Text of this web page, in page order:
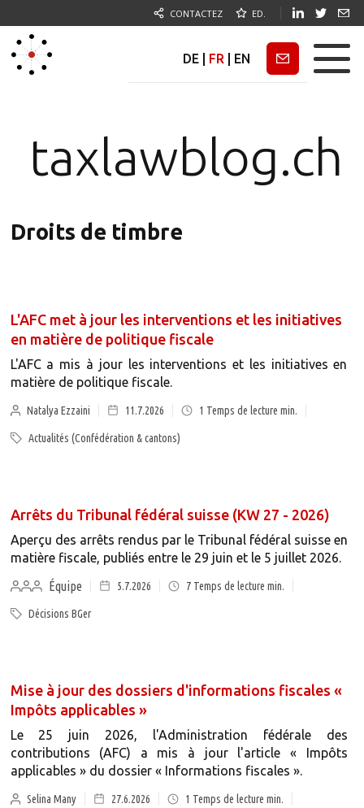
CONTACTEZ ED.
DE FR EN Newsletter
taxlawblog.ch
Droits de timbre
L'AFC met à jour les interventions et les initiatives
en matière de politique fiscale
L'AFC a mis à jour les interventions et les initiatives en
matière de politique fiscale.
Natalya Ezzaini 11.7.2026 1 Temps de lecture min.
Actualités (Confédération & cantons)
Arrêts du Tribunal fédéral suisse (KW 27 - 2026)
Aperçu des arrêts rendus par le Tribunal fédéral suisse en
matière fiscale, publiés entre le 29 juin et le 5 juillet 2026.
Équipe
5.7.2026 7Temps de lecture min.
Décisions BGer
Mise à jour des dossiers d'informations fiscales «
Impôts applicables »
Le 25 juin 2026, l'Administration fédérale des
contributions (AFC) a mis à jour l'article « Impôts
applicables » du dossier « Informations fiscales ».
Selina Many 27.6.2026 1 Temps de lecture min.